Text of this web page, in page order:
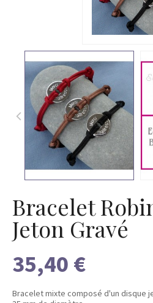
Bracelet
Jeton Gravé
35,40 €
Bracelet mixte composé d'un disque